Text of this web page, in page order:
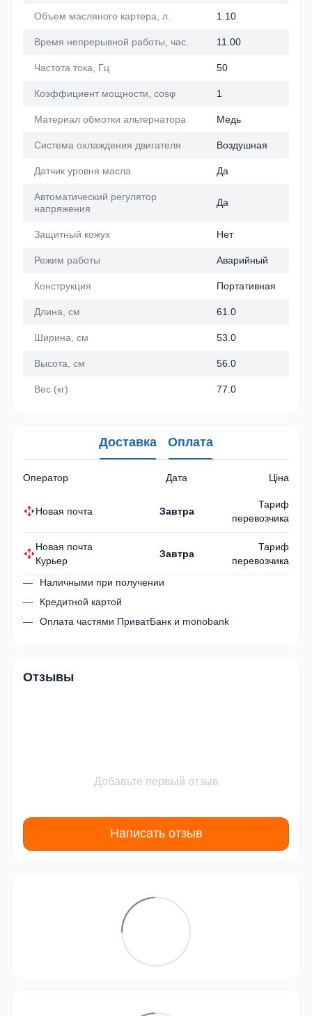
Объем масляного картера, л. 1.10
Время непрерывной работы, час. 11.00
Частота тока, Гц 50
Коэффициент мощности, cosφ 1
Материал обмотки альтернатора Медь
Система охлаждения двигателя Воздушная
Датчик уровня масла Да
Автоматический регулятор
напряжения
Да
Защитный кожух Нет
Режим работы Аварийный
Конструкция Портативная
Длина, см 61.0
Ширина, см 53.0
Высота, см 56.0
Вес (кг) 77.0
Доставка Оплата
Оператор Дата Ціна
Новая почта Завтра
Тариф
перевозчика
Новая почта
Курьер
Завтра
Тариф
перевозчика
Наличными при получении
Кредитной картой
Оплата частями ПриватБанк и monobank
Отзывы
Добавьте первый отзыв
Написать отзыв